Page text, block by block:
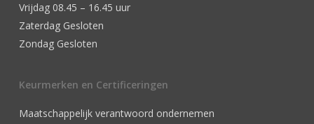
Vrijdag 08.45 – 16.45 uur
Zaterdag Gesloten
Zondag Gesloten
Keurmerken en Certificeringen
Maatschappelijk verantwoord ondernemen